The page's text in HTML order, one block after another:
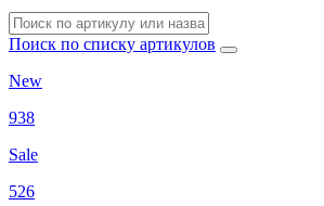
Поиск по списку артикулов
New
938
Sale
526